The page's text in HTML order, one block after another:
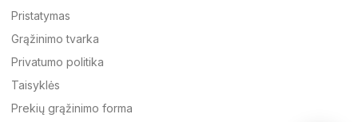
Pristatymas
Grąžinimo tvarka
Privatumo politika
Taisyklės
Prekių grąžinimo forma